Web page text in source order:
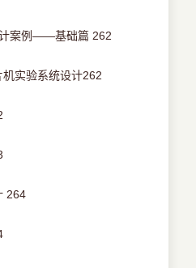
案例——基础篇 262
实验系统设计262
264